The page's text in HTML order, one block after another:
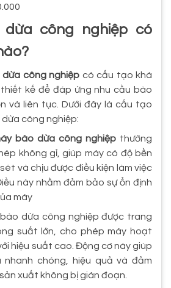
công nghiệp có
dừa công nghiệp có cấu tạo khá
kế để đáp ứng nhu cầu bào
và liên tục. Dưới đây là cấu tạo
công nghiệp:
bào dừa công nghiệp thường
không gỉ, giúp máy có độ bền
và chịu được điều kiện làm việc
này nhằm đảm bảo sự ổn định
máy
dừa công nghiệp được trang
suất lớn, cho phép máy hoạt
hiệu suất cao. Động cơ này giúp
nhanh chóng, hiệu quả và đảm
xuất không bị gián đoạn.